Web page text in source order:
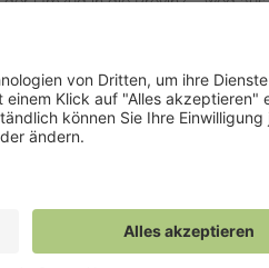
rücken in ein anderes Licht,
Aus Liebe wird Hass und
neu durchlebt, mit
miteinander verwandt
Roberto Cotti, der zum
Auf NetGalley
NetGalley Bücherregal